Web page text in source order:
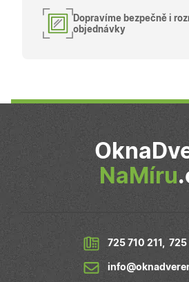
Dopravíme bezpečně i
objednávky
NaMíru
725 710 211 , 725